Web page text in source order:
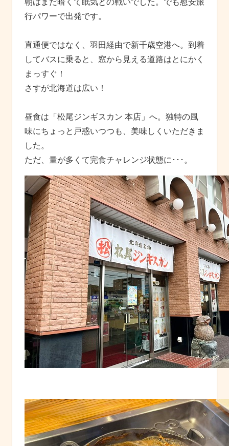
朝はまだ暗くて眠気との戦いでした。でも慰安旅
行パワーで出発です。
直通便ではなく、羽田経由で新千歳空港へ。到着
してバスに乗ると、窓から見える道路はとにかく
まっすぐ！
さすが北海道は広い！
昼食は「松尾ジンギスカン 本店」へ。独特の風
味にちょっと戸惑いつつも、美味しくいただきま
した。
ただ、量が多くて完食チャレンジ状態に･･･。